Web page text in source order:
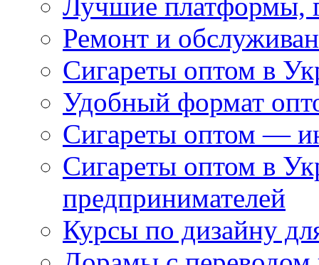
Лучшие платформы,
Ремонт и
Сигареты оптом в
Удобный формат
Сигареты оптом —
Сигареты оптом в
предпринимателей
Курсы по дизайну